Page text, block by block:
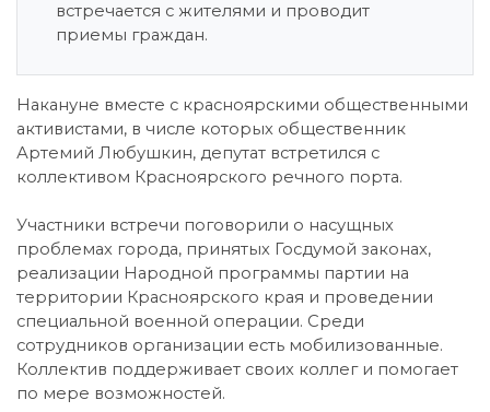
встречается с жителями и проводит
приемы граждан.
Накануне вместе с красноярскими общественными
активистами, в числе которых общественник
Артемий Любушкин, депутат встретился с
коллективом Красноярского речного порта.
Участники встречи поговорили о насущных
проблемах города, принятых Госдумой законах,
реализации Народной программы партии на
территории Красноярского края и проведении
специальной военной операции. Среди
сотрудников организации есть мобилизованные.
Коллектив поддерживает своих коллег и помогает
по мере возможностей.